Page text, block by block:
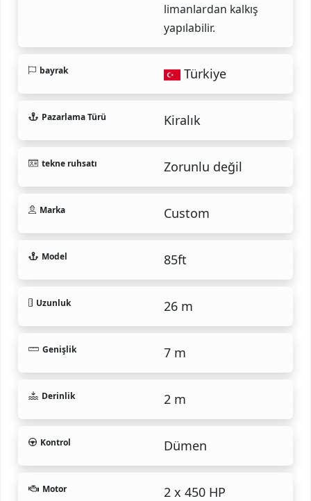
limanlardan kalkış
yapılabilir.
bayrak Türkiye
Pazarlama Türü Kiralık
tekne ruhsatı Zorunlu değil
Marka Custom
Model 85ft
Uzunluk 26 m
Genişlik 7 m
Derinlik 2 m
Kontrol Dümen
Motor 2 x 450 HP